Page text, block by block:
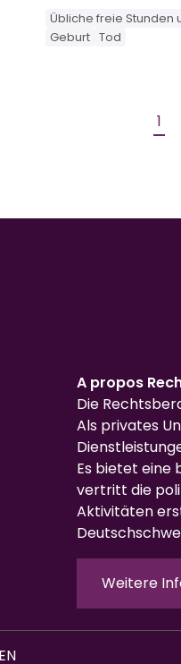
Übliche freie Stunden
Geburt Tod
1
A propos
Die
Als privates
Es bietet eine
vertritt die
Aktivitäten
Weitere